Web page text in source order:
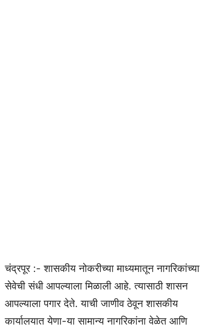
चंद्रपूर :- शासकीय नोकरीच्या माध्यमातून नागरिकांच्या
सेवेची संधी आपल्याला मिळाली आहे. त्यासाठी शासन
आपल्याला पगार देते. याची जाणीव ठेवून शासकीय
कार्यालयात येणा-या सामान्य नागरिकांना वेळेत आणि